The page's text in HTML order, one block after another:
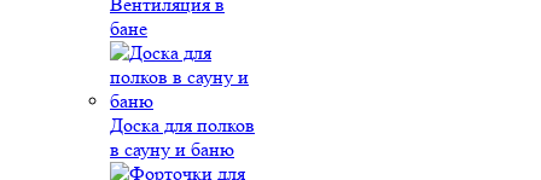
бане
Доска для полков
в сауну и баню